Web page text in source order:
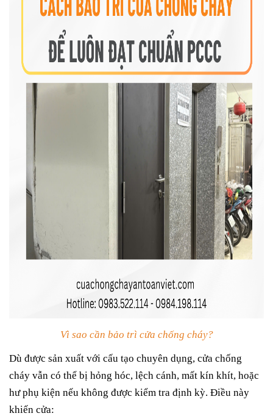
Vì sao cần bảo trì cửa chống cháy?
Dù được sản xuất với cấu tạo chuyên dụng, cửa chống
cháy vẫn có thể bị hỏng hóc, lệch cánh, mất kín khít, hoặc
hư phụ kiện nếu không được kiểm tra định kỳ. Điều này
khiến cửa: